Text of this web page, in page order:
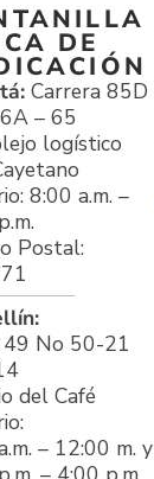
DE
Carrera 85D
– 65
logístico
8:00 a.m. –
Postal:
No 50-21
del Café
– 12:00 m. y